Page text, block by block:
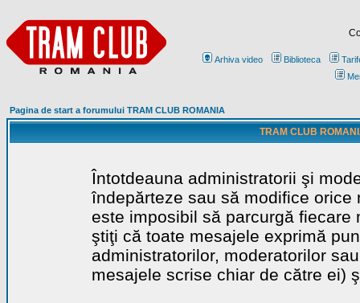
Arhiva video Biblioteca
Pagina de start a forumului TRAM CLUB ROMANIA
TRAM CLUB
Întotdeauna administratorii şi
îndepărteze sau să modifice
este imposibil să parcurgă
ştiţi că toate mesajele exprimă
administratorilor, moderatorilor
mesajele scrise chiar de către ei)